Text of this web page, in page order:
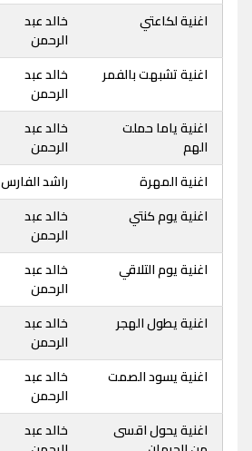
اغنية لكاعتي
خالد عبد
الرحمن
اغنية تشبهت بالفمر
خالد عبد
الرحمن
اغنية ياما حملت
الهم
خالد عبد
الرحمن
اغنية المهرة
راشد الفارس
اغنية يوم كنتي
خالد عبد
الرحمن
اغنية يوم التلاقي
خالد عبد
الرحمن
اغنية يطول الهجر
خالد عبد
الرحمن
اغنية يسود الصمت
خالد عبد
الرحمن
اغنية يحول اقسى
خالد عبد